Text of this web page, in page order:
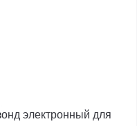
электронный для